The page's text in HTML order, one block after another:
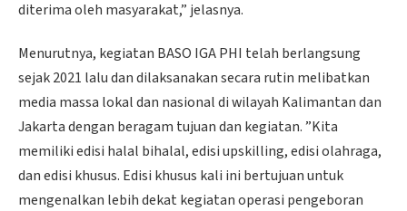
diterima oleh masyarakat,” jelasnya.
Menurutnya, kegiatan BASO IGA PHI telah berlangsung
sejak 2021 lalu dan dilaksanakan secara rutin melibatkan
media massa lokal dan nasional di wilayah Kalimantan dan
Jakarta dengan beragam tujuan dan kegiatan. ”Kita
memiliki edisi halal bihalal, edisi upskilling, edisi olahraga,
dan edisi khusus. Edisi khusus kali ini bertujuan untuk
mengenalkan lebih dekat kegiatan operasi pengeboran